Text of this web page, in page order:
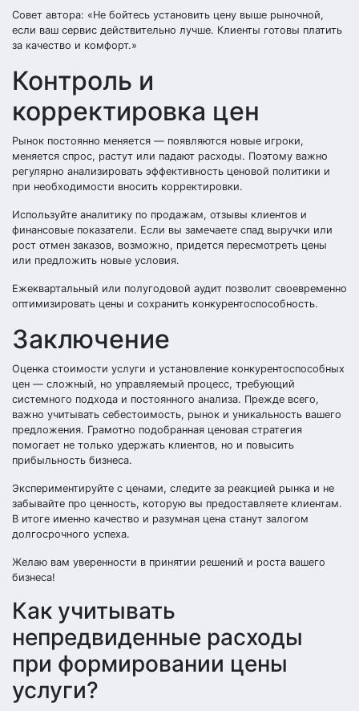
Совет автора: «Не бойтесь установить цену выше рыночной,
если ваш сервис действительно лучше. Клиенты готовы платить
за качество и комфорт.»
Контроль и
корректировка цен
Рынок постоянно меняется — появляются новые игроки,
меняется спрос, растут или падают расходы. Поэтому важно
регулярно анализировать эффективность ценовой политики и
при необходимости вносить корректировки.
Используйте аналитику по продажам, отзывы клиентов и
финансовые показатели. Если вы замечаете спад выручки или
рост отмен заказов, возможно, придется пересмотреть цены
или предложить новые условия.
Ежеквартальный или полугодовой аудит позволит своевременно
оптимизировать цены и сохранить конкурентоспособность.
Заключение
Оценка стоимости услуги и установление конкурентоспособных
цен — сложный, но управляемый процесс, требующий
системного подхода и постоянного анализа. Прежде всего,
важно учитывать себестоимость, рынок и уникальность вашего
предложения. Грамотно подобранная ценовая стратегия
помогает не только удержать клиентов, но и повысить
прибыльность бизнеса.
Экспериментируйте с ценами, следите за реакцией рынка и не
забывайте про ценность, которую вы предоставляете клиентам.
В итоге именно качество и разумная цена станут залогом
долгосрочного успеха.
Желаю вам уверенности в принятии решений и роста вашего
бизнеса!
Как учитывать
непредвиденные расходы
при формировании цены
услуги?